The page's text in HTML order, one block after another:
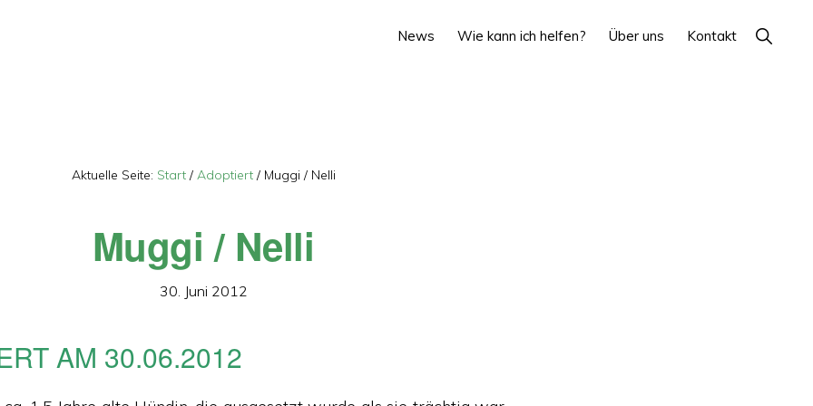
News Wie kann ich helfen? Über uns Kontakt Show
Search
Aktuelle Seite: Start / Adoptiert /Muggi / Nelli
Muggi / Nelli
30. Juni 2012
AM 30.06.2012